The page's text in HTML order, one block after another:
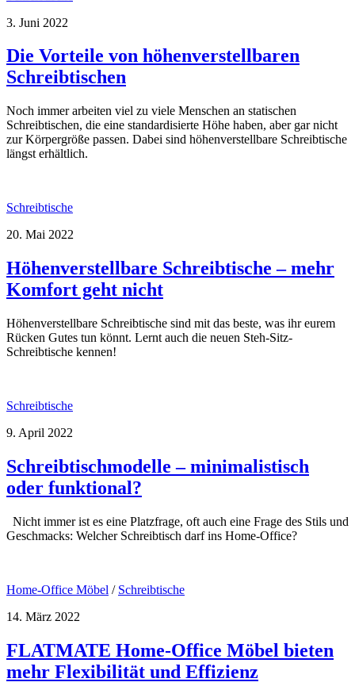
3. Juni 2022
Die Vorteile von höhenverstellbaren
Schreibtischen
Noch immer arbeiten viel zu viele Menschen an statischen
Schreibtischen, die eine standardisierte Höhe haben, aber gar nicht
zur Körpergröße passen. Dabei sind höhenverstellbare Schreibtische
längst erhältlich.
Schreibtische
20. Mai 2022
Höhenverstellbare Schreibtische – mehr
Komfort geht nicht
Höhenverstellbare Schreibtische sind mit das beste, was ihr eurem
Rücken Gutes tun könnt. Lernt auch die neuen Steh-Sitz-
Schreibtische kennen!
Schreibtische
9. April 2022
Schreibtischmodelle – minimalistisch
oder funktional?
Nicht immer ist es eine Platzfrage, oft auch eine Frage des Stils und
Geschmacks: Welcher Schreibtisch darf ins Home-Office?
Home-Office Möbel / Schreibtische
14. März 2022
FLATMATE Home-Office Möbel bieten
mehr Flexibilität und Effizienz